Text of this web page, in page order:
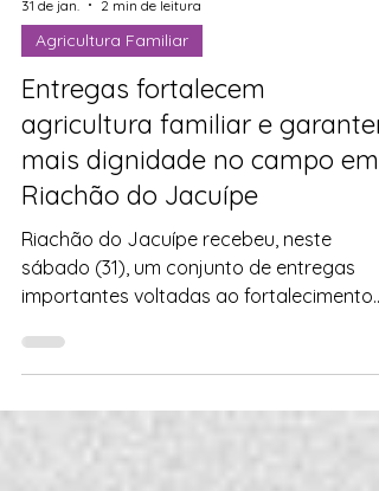
31 de jan. 2 min de leitura
Agricultura Familiar
Entregas fortalecem
agricultura familiar e
mais dignidade no campo em
Riachão do Jacuípe
Riachão do Jacuípe recebeu, neste
importantes voltadas ao fortalecimento
da produção rural, da agricultura familiar
da segurança hídrica , em ação